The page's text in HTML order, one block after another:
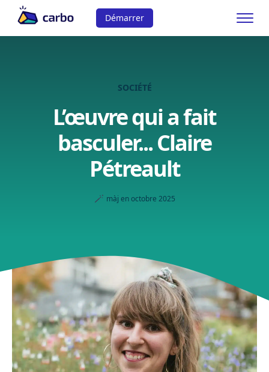
Démarrer
SOCIÉTÉ
L’œuvre qui a fait
basculer... Claire
Pétreault
🪄 màj en octobre 2025